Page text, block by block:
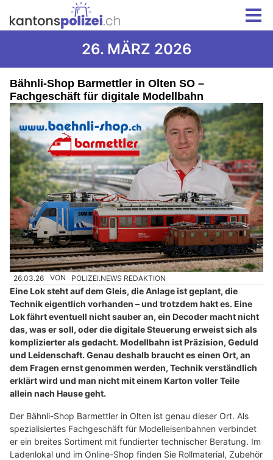
26. MÄRZ 2026
Bähnli-Shop Barmettler in Olten SO –
Fachgeschäft für digitale Modellbahn
26.03.26 VON POLIZEI.NEWS REDAKTION
Eine Lok steht auf dem Gleis, die Anlage ist geplant, die
Technik eigentlich vorhanden – und trotzdem hakt es. Eine
Lok fährt eventuell nicht sauber an, ein Decoder macht nicht
das, was er soll, oder die digitale Steuerung erweist sich als
komplizierter als gedacht. Modellbahn ist Präzision, Geduld
und Leidenschaft. Genau deshalb braucht es einen Ort, an
dem Fragen ernst genommen werden, Technik verständlich
erklärt wird und man nicht mit einem Karton voller Teile
allein nach Hause geht.
Der Bähnli-Shop Barmettler in Olten ist genau dieser Ort. Als
spezialisiertes Fachgeschäft für Modelleisenbahnen verbindet
er ein breites Sortiment mit fundierter technischer Beratung. Im
Ladenlokal und im Online-Shop finden Sie Rollmaterial, Zubehör